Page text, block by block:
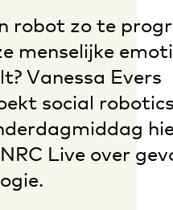
robot zo te
menselijke
Vanessa Evers
social
Live over